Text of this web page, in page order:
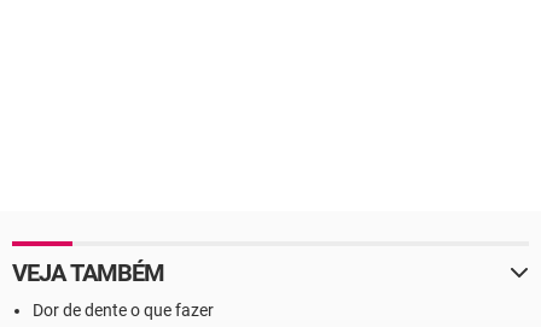
VEJA TAMBÉM
Dor de dente o que fazer